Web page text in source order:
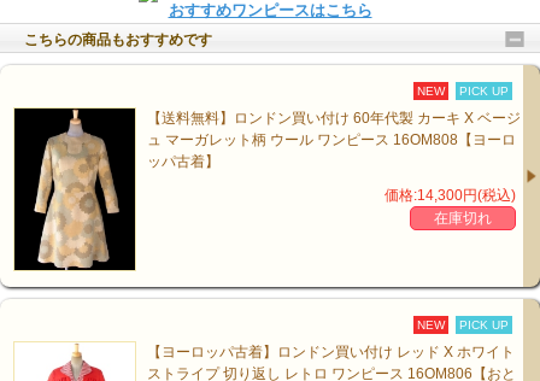
おすすめワンピースはこちら
こちらの商品もおすすめです
NEW PICK UP
【送料無料】ロンドン買い付け 60年代製 カーキ X ベージ
ュ マーガレット柄 ウール ワンピース 16OM808【ヨーロ
ッパ古着】
価格:14,300円(税込)
在庫切れ
NEW PICK UP
【ヨーロッパ古着】ロンドン買い付け レッド X ホワイト
ストライプ 切り返し レトロ ワンピース 16OM806【おと